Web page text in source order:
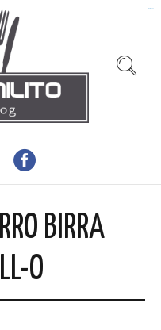
BIRRA
O